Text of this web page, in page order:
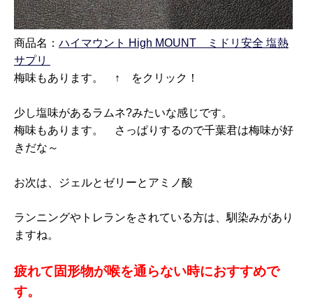
商品名： ハイマウント High MOUNT
ミドリ安全 塩熱
サプリ
梅味もあります。 ↑ をクリック！
少し塩味があるラムネ?みたいな感じです。
梅味もあります。 さっぱりするので千葉君は梅味が好
きだな～
お次は、ジェルとゼリーとアミノ酸
ランニングやトレランをされている方は、馴染みがあり
ますね。
疲れて固形物が喉を通らない時におすすめで
す。